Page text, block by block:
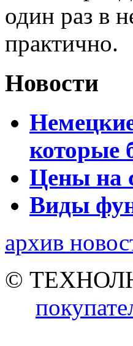
один раз в
практично.
Новости
которые
Цены на
Виды
архив
©